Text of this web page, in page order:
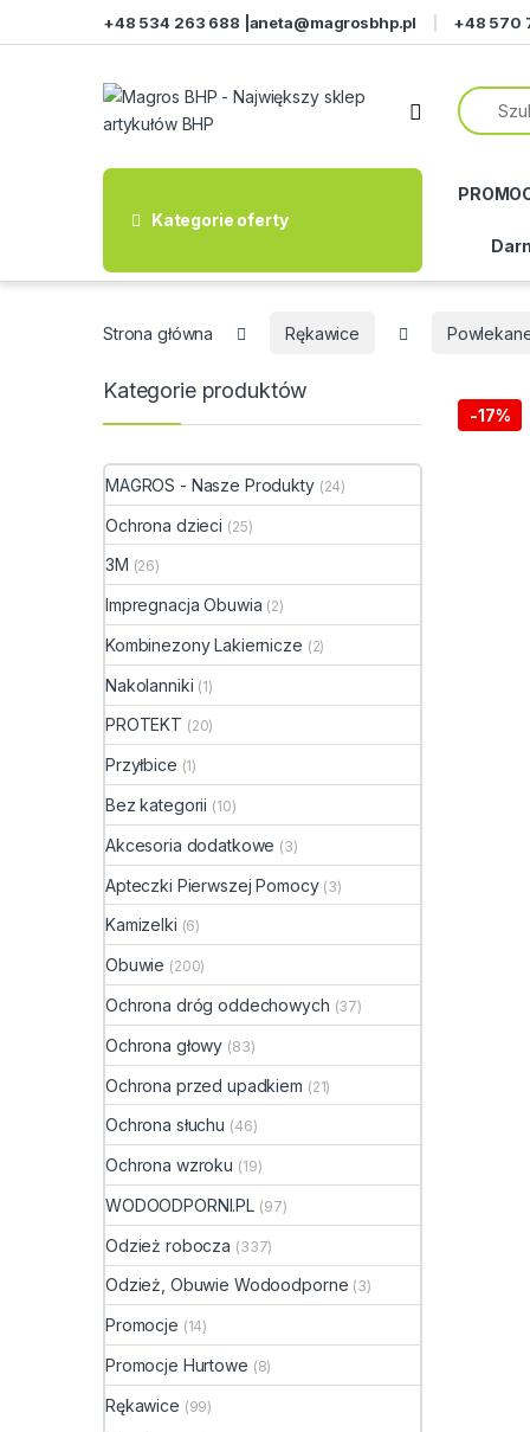
+48 534 263 688 | aneta@magrosbhp.pl +48 570
Kategorie oferty
Strona główna Rękawice
-17%
Kategorie produktów
MAGROS - Nasze Produkty (24)
Ochrona dzieci (25)
3M (26)
Impregnacja Obuwia (2)
Kombinezony Lakiernicze (2)
Nakolanniki (1)
PROTEKT (20)
Przyłbice (1)
Bez kategorii (10)
Akcesoria dodatkowe (3)
Apteczki Pierwszej Pomocy (3)
Kamizelki (6)
Obuwie (200)
Ochrona dróg oddechowych (37)
Ochrona głowy (83)
Ochrona przed upadkiem (21)
Ochrona słuchu (46)
Ochrona wzroku (19)
WODOODPORNI.PL (97)
Odzież robocza (337)
Odzież, Obuwie Wodoodporne (3)
Promocje (14)
Promocje Hurtowe (8)
Rękawice (99)